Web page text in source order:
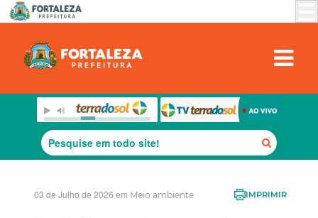
03 de Julho de 2026 em Meio ambiente IMPRIMIR